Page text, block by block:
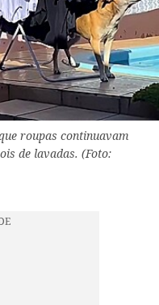
roupas continuavam
de lavadas. (Foto: